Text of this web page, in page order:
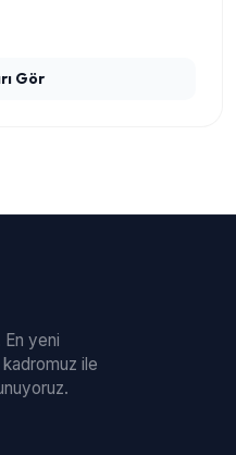
Gör
yeni
kadromuz ile